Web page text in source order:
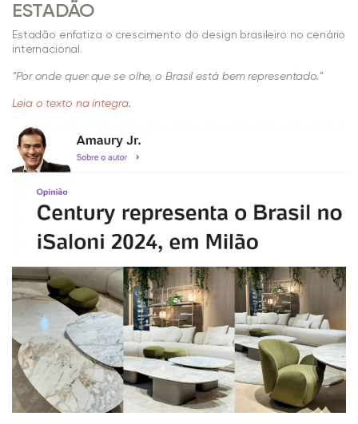
ESTADÃO
Estadão enfatiza o crescimento do design brasileiro no cenário
internacional.
“Por onde quer que se olhe, o Brasil está bem representado.”
Leia o texto na íntegra.